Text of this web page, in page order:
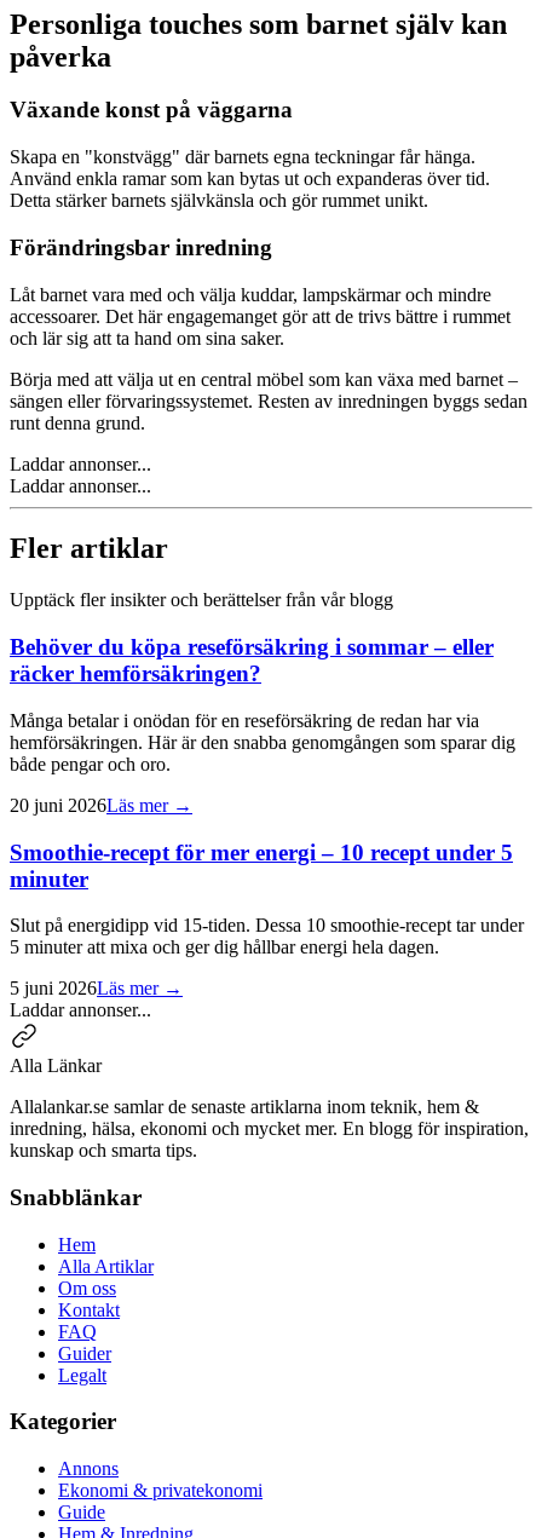
Personliga touches som barnet själv kan
påverka
Växande konst på väggarna
Skapa en "konstvägg" där barnets egna teckningar får hänga.
Använd enkla ramar som kan bytas ut och expanderas över tid.
Detta stärker barnets självkänsla och gör rummet unikt.
Förändringsbar inredning
Låt barnet vara med och välja kuddar, lampskärmar och mindre
accessoarer. Det här engagemanget gör att de trivs bättre i rummet
och lär sig att ta hand om sina saker.
Börja med att välja ut en central möbel som kan växa med barnet –
sängen eller förvaringssystemet. Resten av inredningen byggs sedan
runt denna grund.
Laddar annonser...
Laddar annonser...
Fler artiklar
Upptäck fler insikter och berättelser från vår blogg
Behöver du köpa reseförsäkring i sommar – eller
räcker hemförsäkringen?
Många betalar i onödan för en reseförsäkring de redan har via
hemförsäkringen. Här är den snabba genomgången som sparar dig
både pengar och oro.
20 juni 2026Läs mer →
Smoothie-recept för mer energi – 10 recept under 5
minuter
Slut på energidipp vid 15-tiden. Dessa 10 smoothie-recept tar under
5 minuter att mixa och ger dig hållbar energi hela dagen.
5 juni 2026Läs mer →
Laddar annonser...
Alla Länkar
Allalankar.se samlar de senaste artiklarna inom teknik, hem &
inredning, hälsa, ekonomi och mycket mer. En blogg för inspiration,
kunskap och smarta tips.
Snabblänkar
Hem
Alla Artiklar
Om oss
Kontakt
FAQ
Guider
Legalt
Kategorier
Annons
Ekonomi & privatekonomi
Guide